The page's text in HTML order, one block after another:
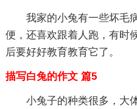
我家的小兔有一些坏毛
便，还喜欢跟着人跑，有时
后要好好教育教育它了。
描写白兔的作文 篇5
小兔子的种类很多，大